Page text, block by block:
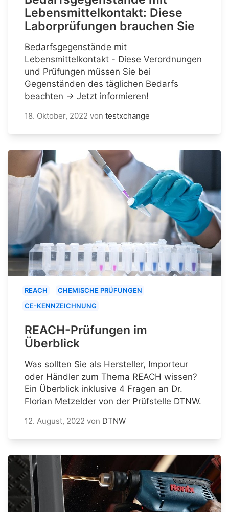
Lebensmittelkontakt: Diese
Laborprüfungen brauchen Sie
Bedarfsgegenstände mit
Lebensmittelkontakt - Diese Verordnungen
und Prüfungen müssen Sie bei
Gegenständen des täglichen Bedarfs
beachten → Jetzt informieren!
18. Oktober, 2022 von testxchange
REACH
CHEMISCHE PRÜFUNGEN
CE-KENNZEICHNUNG
REACH-Prüfungen im
Überblick
Was sollten Sie als Hersteller, Importeur
oder Händler zum Thema REACH wissen?
Ein Überblick inklusive 4 Fragen an Dr.
Florian Metzelder von der Prüfstelle DTNW.
12. August, 2022 von DTNW